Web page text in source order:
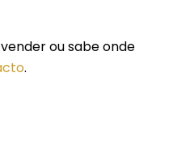
ou sabe onde
.